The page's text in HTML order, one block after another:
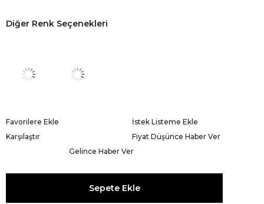
Diğer Renk Seçenekleri
Favorilere Ekle
İstek Listeme Ekle
Karşılaştır
Fiyat Düşünce Haber Ver
Gelince Haber Ver